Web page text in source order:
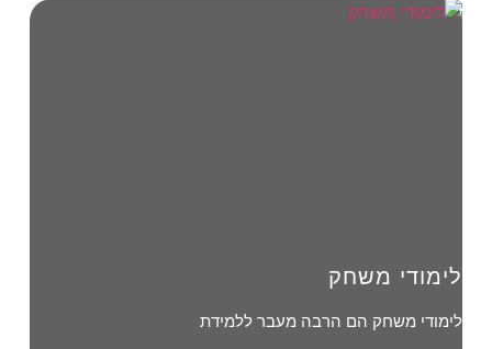
לימודי משחק
לימודי משחק הם הרבה מעבר ללמידת